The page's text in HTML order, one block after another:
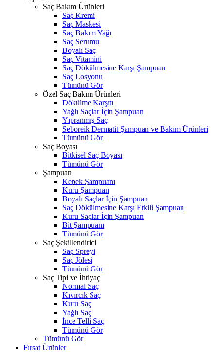
Saç Bakım Ürünleri
Saç Kremi
Saç Maskesi
Saç Bakım Yağı
Saç Serumu
Boyalı Saç
Saç Vitamini
Saç Dökülmesine Karşı Şampuan
Saç Losyonu
Tümünü Gör
Özel Saç Bakım Ürünleri
Dökülme Karşıtı
Yağlı Saçlar İçin Şampuan
Yıpranmış Saç
Seboreik Dermatit Şampuan ve Bakım Ürünleri
Tümünü Gör
Saç Boyası
Bitkisel Saç Boyası
Tümünü Gör
Şampuan
Kepek Şampuanı
Kuru Şampuan
Boyalı Saçlar İçin Şampuan
Saç Dökülmesine Karşı Etkili Şampuan
Kuru Saçlar İçin Şampuan
Bit Şampuanı
Tümünü Gör
Saç Şekillendirici
Saç Spreyi
Saç Jölesi
Tümünü Gör
Saç Tipi ve İhtiyaç
Normal Saç
Kıvırcık Saç
Kuru Saç
Yağlı Saç
İnce Telli Saç
Tümünü Gör
Tümünü Gör
Fırsat Ürünler